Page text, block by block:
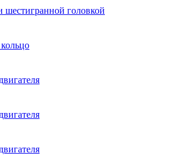
шестигранной головкой